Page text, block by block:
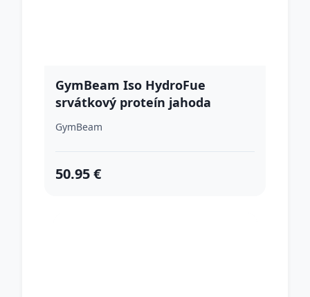
GymBeam Iso HydroFue
srvátkový proteín jahoda
GymBeam
50.95 €